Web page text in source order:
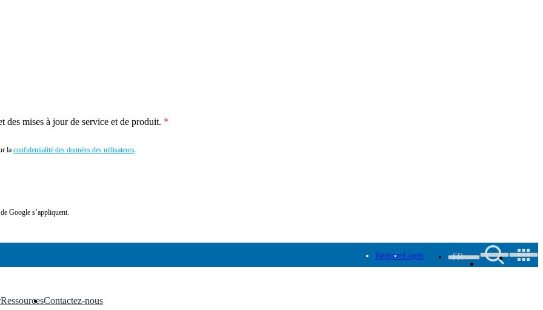
des mises à jour de service et de produit.
la confidentialité des données des utilisateurs.
de Google s’appliquent.
RegisterLogin FR
Ressources
▼ Contactez-nous
▼